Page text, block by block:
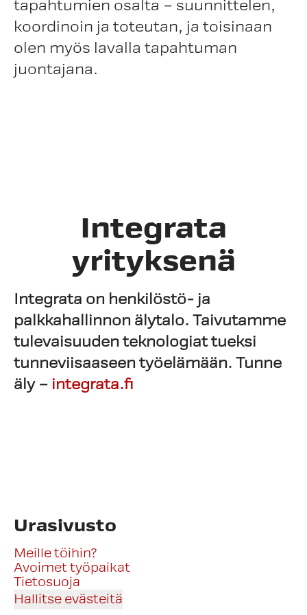
tapahtumien osalta – suunnittelen,
koordinoin ja toteutan, ja toisinaan
olen myös lavalla tapahtuman
juontajana.
Integrata
yrityksenä
Integrata on henkilöstö- ja
palkkahallinnon älytalo. Taivutamme
tulevaisuuden teknologiat tueksi
tunneviisaaseen työelämään. Tunne
äly – integrata.fi
Urasivusto
Meille töihin?
Avoimet työpaikat
Tietosuoja
Hallitse evästeitä